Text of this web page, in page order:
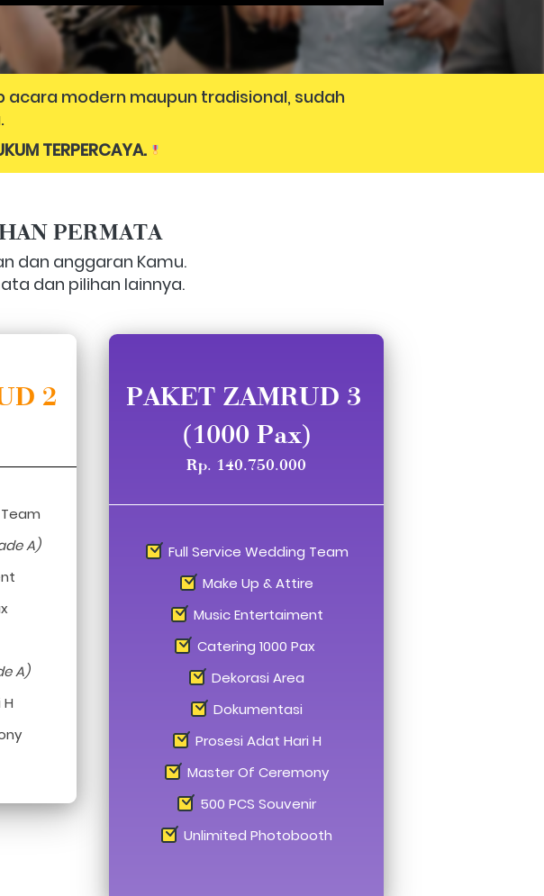
acara modern maupun tradisional, sudah
TERPERCAYA.
PERMATA
dan anggaran Kamu.
dan pilihan lainnya.
2
A)
A)
PAKET ZAMRUD 3
(1000 Pax)
Rp. 140.750.000
Full Service Wedding Team
Make Up & Attire
Music Entertaiment
Catering 1000 Pax
Dekorasi Area
Dokumentasi
Prosesi Adat Hari H
Master Of Ceremony
500 PCS Souvenir
Unlimited Photobooth